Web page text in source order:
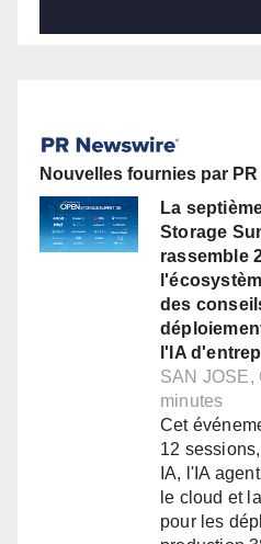
Nouvelles fournies par
La
Storage
rassemble
des
l'IA
SAN JOSE,
minutes
Cet
12
IA, l'IA
le cloud et
pour les